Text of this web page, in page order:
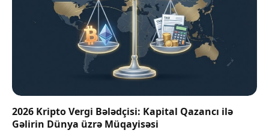
2026 Kripto Vergi Bələdçisi: Kapital Qazancı ilə
Gəlirin Dünya üzrə Müqayisəsi